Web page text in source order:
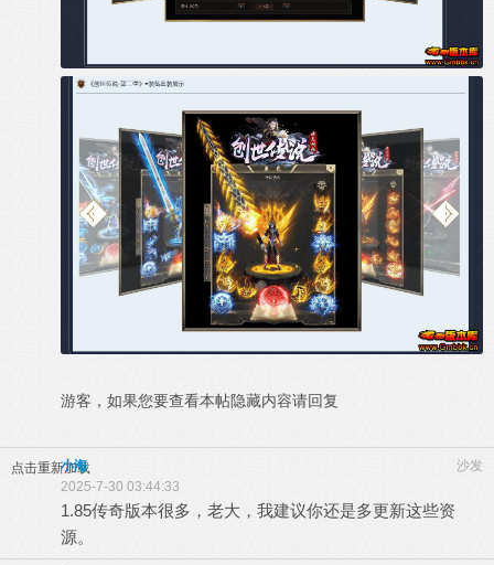
游客，如果您要查看本帖隐藏内容请回复
点击重新加载 沙发
小海
2025-7-30 03:44:33
1.85传奇版本很多，老大，我建议你还是多更新这些资
源。